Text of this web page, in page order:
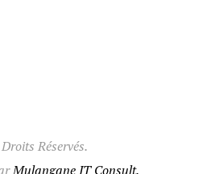
Réservés.
Mulangane IT Consult.